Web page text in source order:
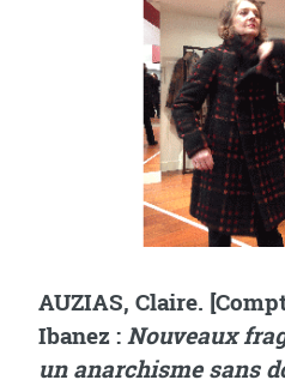
AUZIAS, Claire.
Ibanez : Nouveaux
un anarchisme sans